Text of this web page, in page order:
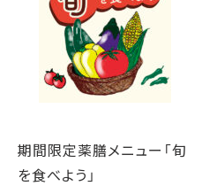
期間限定薬膳メニュー「旬
を食べよう」